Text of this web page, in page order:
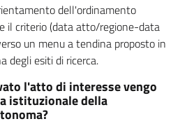
dell'ordinamento
il criterio (data atto/regione-data
un menu a tendina proposto in
degli esiti di ricerca.
l'atto di interesse vengo
istituzionale della